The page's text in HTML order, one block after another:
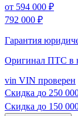
от 594 000 ₽
792 000 ₽
Гарантия
Оригинал ПТС в
vin VIN проверен
Скидка до 250
Скидка до 150